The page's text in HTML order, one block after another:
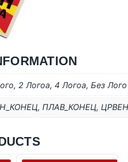
, 2 Логоa, 4 Логоa, Без Лого
, ПЛАВ_КОНЕЦ,